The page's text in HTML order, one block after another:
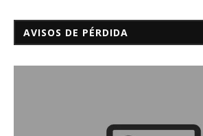
AVISOS DE PÉRDIDA